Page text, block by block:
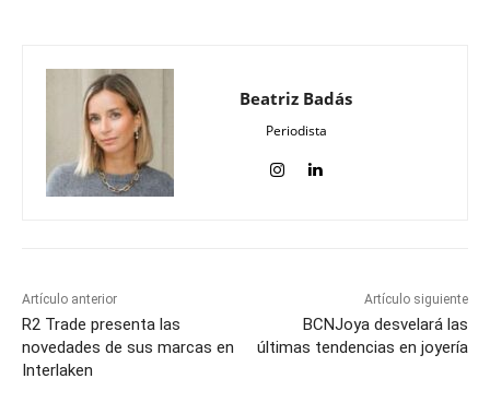
Beatriz Badás
Periodista
Artículo anterior
R2 Trade presenta las
novedades de sus marcas en
Interlaken
Artículo siguiente
BCNJoya desvelará las
últimas tendencias en joyería